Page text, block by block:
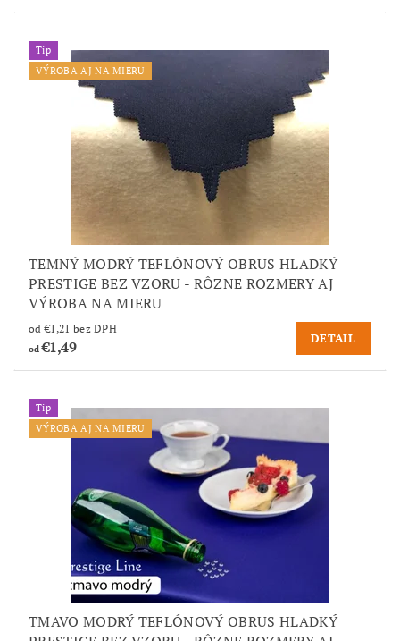
Tip
VÝROBA AJ NA MIERU
TEMNÝ MODRÝ TEFLÓNOVÝ OBRUS HLADKÝ
PRESTIGE BEZ VZORU - RÔZNE ROZMERY AJ
VÝROBA NA MIERU
od €1,21 bez DPH
od€1,49 DETAIL
Tip
VÝROBA AJ NA MIERU
TMAVO MODRÝ TEFLÓNOVÝ OBRUS HLADKÝ